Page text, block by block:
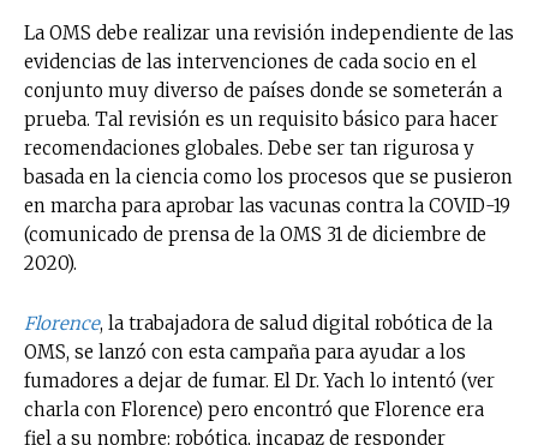
La OMS debe realizar una revisión independiente de las
evidencias de las intervenciones de cada socio en el
conjunto muy diverso de países donde se someterán a
prueba. Tal revisión es un requisito básico para hacer
recomendaciones globales. Debe ser tan rigurosa y
basada en la ciencia como los procesos que se pusieron
en marcha para aprobar las vacunas contra la COVID-19
(comunicado de prensa de la OMS 31 de diciembre de
2020).
Florence, la trabajadora de salud digital robótica de la
OMS, se lanzó con esta campaña para ayudar a los
fumadores a dejar de fumar. El Dr. Yach lo intentó (ver
charla con Florence) pero encontró que Florence era
fiel a su nombre: robótica, incapaz de responder